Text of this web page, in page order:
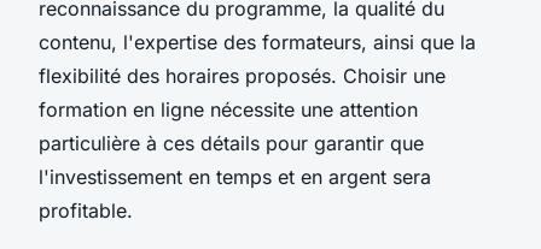
reconnaissance du programme, la qualité du
contenu, l'expertise des formateurs, ainsi que la
flexibilité des horaires proposés. Choisir une
formation en ligne nécessite une attention
particulière à ces détails pour garantir que
l'investissement en temps et en argent sera
profitable.